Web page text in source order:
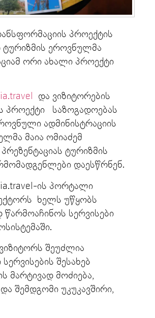
პროექტის
ეროვნულმა
ორი ახალი პროექტი
და ვიზიტორების
პროექტი საზოგადოებას
ადმინისტრაციის
მაია ომიაძემ
ტურიზმის
დაესწრნენ.
ის პორტალი
ხელს უწყობს
წარმოაჩინოს სერვისები
შეუძლია
შესახებ
მარტივად მოძიება,
შემდგომი უკუკავშირი,